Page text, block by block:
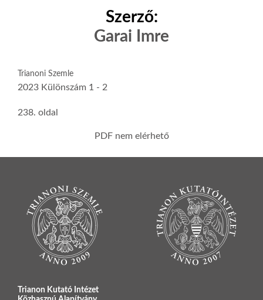
Szerző:
Garai Imre
Trianoni Szemle
2023 Különszám 1 - 2
238. oldal
PDF nem elérhető
Trianon Kutató Intézet